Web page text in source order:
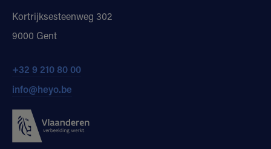
Kortrijksesteenweg 302
9000 Gent
+32 9 210 80 00
info@heyo.be